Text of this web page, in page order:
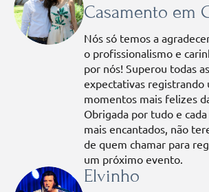
Casamento em
Nós só temos a
o profissionalismo e
por nós! Superou todas
expectativas registrando
momentos mais felizes
Obrigada por tudo e
mais encantados, não
de quem chamar para
um próximo evento.
Elvinho